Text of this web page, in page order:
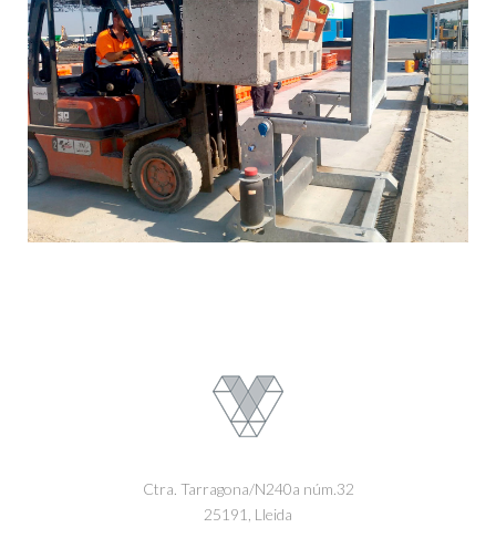
Ctra. Tarragona/N240a núm.32
25191, Lleida